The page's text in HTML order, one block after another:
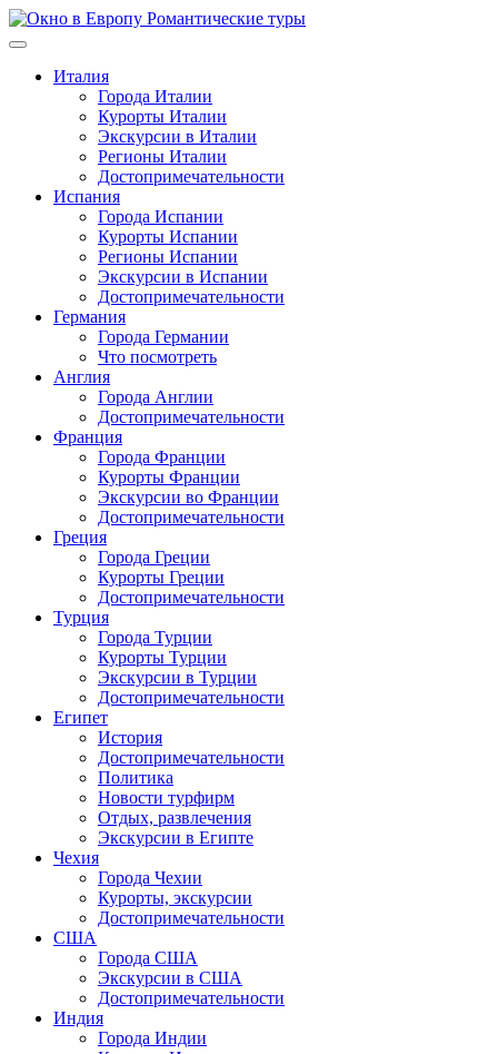
Перейти
к
Италия
Города Италии
Курорты Италии
Экскурсии в Италии
Регионы Италии
Достопримечательности
Испания
Города Испании
Курорты Испании
Регионы Испании
Экскурсии в Испании
Достопримечательности
Германия
Города Германии
Что посмотреть
Англия
Города Англии
Достопримечательности
Франция
Города Франции
Курорты Франции
Экскурсии во Франции
Достопримечательности
Греция
Города Греции
Курорты Греции
Достопримечательности
Турция
Города Турции
Курорты Турции
Экскурсии в Турции
Достопримечательности
Египет
История
Достопримечательности
Политика
Новости турфирм
Отдых, развлечения
Экскурсии в Египте
Чехия
Города Чехии
Курорты, экскурсии
Достопримечательности
США
Города США
Экскурсии в США
Достопримечательности
Индия
Города Индии